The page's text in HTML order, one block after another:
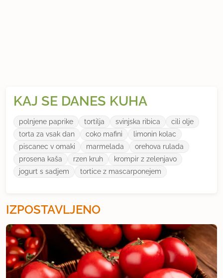
KAJ SE DANES KUHA
polnjene paprike tortilja svinjska ribica
cili olje
torta za vsak dan
coko mafini
limonin kolac
piscanec v omaki
marmelada
orehova rulada
prosena kaša
rzen kruh
krompir z zelenjavo
jogurt s sadjem
tortice z mascarponejem
IZPOSTAVLJENO